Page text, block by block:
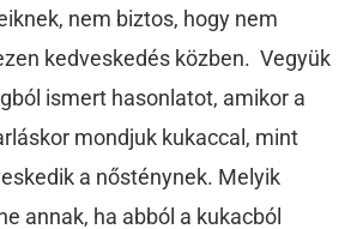
nem biztos, hogy nem
kedveskedés közben. Vegyük
ismert hasonlatot, amikor a
mondjuk kukaccal, mint
a nősténynek. Melyik
annak, ha abból a kukacból